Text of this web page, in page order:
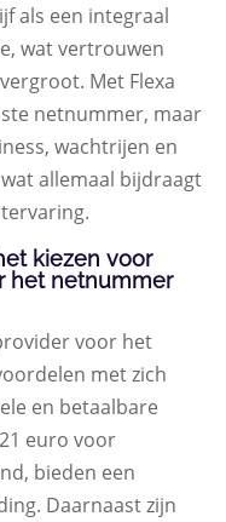
als een integraal
wat vertrouwen
Met Flexa
netnummer, maar
wachtrijen en
allemaal bijdraagt
kiezen voor
het netnummer
voor het
met zich
en betaalbare
euro voor
bieden een
Daarnaast zijn